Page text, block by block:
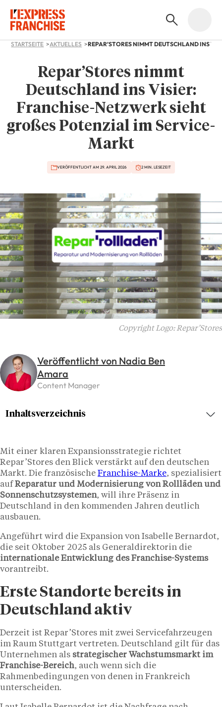
STARTSEITE AKTUELLES
Repar’Stores nimmt
Deutschland ins Visier:
Franchise-Netzwerk sieht
großes Potenzial im Service-
Markt
VERÖFFENTLICHT AM 29. APRIL 2026 2 MIN. LESEZEIT
Copyright Logo: Repar’Stores
Veröffentlicht von Nadia Ben
Amara
Content Manager
Mit einer klaren Expansionsstrategie richtet
Repar’Stores den Blick verstärkt auf den deutschen
Markt. Die französische Franchise-Marke, spezialisiert
aufReparatur und Modernisierung von Rollläden und
Sonnenschutzsystemen, will ihre Präsenz in
Deutschland in den kommenden Jahren deutlich
ausbauen.
Angeführt wird die Expansion von Isabelle Bernardot,
die seit Oktober 2025 als Generaldirektorin die
internationale Entwicklung des Franchise-Systems
vorantreibt.
Erste Standorte bereits in
Deutschland aktiv
Derzeit ist Repar’Stores mit zwei Servicefahrzeugen
im Raum Stuttgart vertreten. Deutschland gilt für das
Unternehmen als strategischer Wachstumsmarkt im
Franchise-Bereich, auch wenn sich die
Rahmenbedingungen von denen in Frankreich
unterscheiden.
Inhaltsverzeichnis